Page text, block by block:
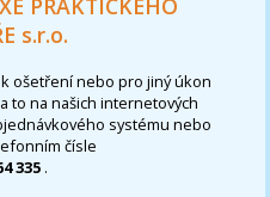
PRAKTICKÉHO
s.r.o.
ošetření nebo pro jiný úkon
to na našich internetových
systému nebo
čísle
335 .